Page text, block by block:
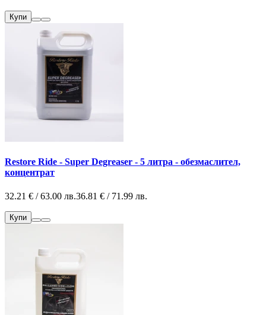
Купи
Restore Ride - Super Degreaser - 5 литра - обезмаслител,
концентрат
32.21 € / 63.00 лв.36.81 € / 71.99 лв.
Купи